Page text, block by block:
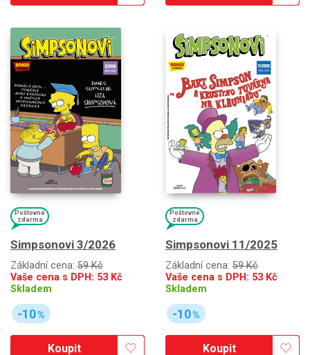
Poštovné
zdarma
Simpsonovi 3/2026
Základní cena: 59 Kč
Vaše cena s DPH: 53 Kč
Skladem
-10%
Koupit
Poštovné
zdarma
Simpsonovi 11/2025
Základní cena: 59 Kč
Vaše cena s DPH: 53 Kč
Skladem
-10%
Koupit